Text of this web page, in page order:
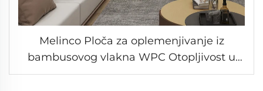
Melinco Ploča za oplemenjivanje iz
bambusovog vlakna WPC Otopljivost u
vodi Trajan unutrašnji panel za zid Ribljeni